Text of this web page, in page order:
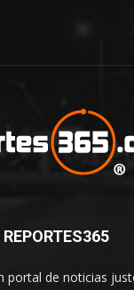
REPORTES365
portal de noticias